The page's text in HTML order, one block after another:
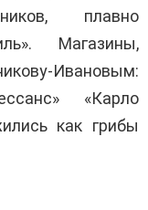
плавно
Магазины,
Ивановым:
«Карло
как грибы